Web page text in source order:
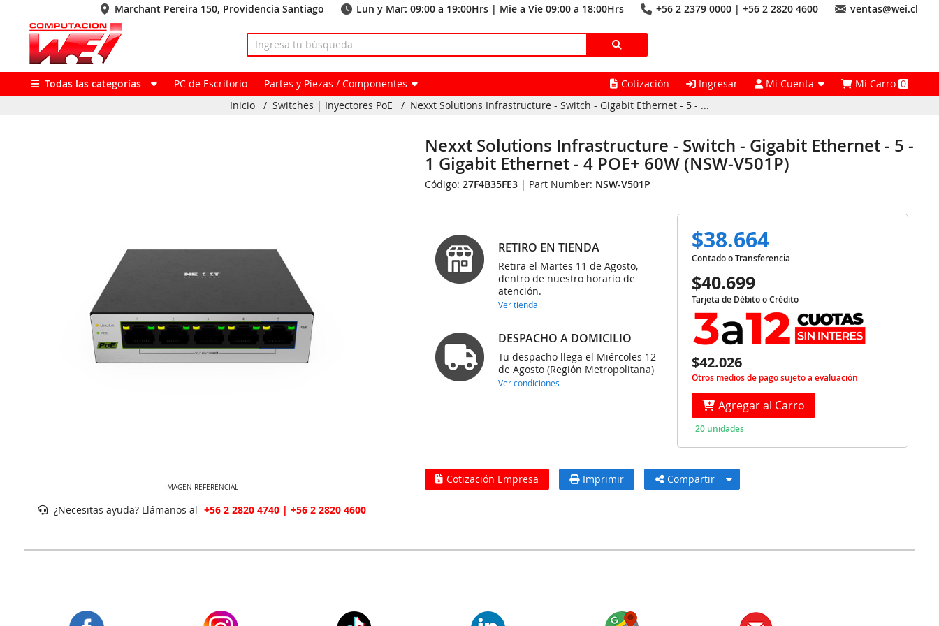
Marchant Pereira 150, Providencia Santiago Lun y Mar: 09:00 a 19:00Hrs | Mie a Vie 09:00 a 18:00Hrs +56 2 2379 0000 | +56 2 2820 4600 ventas@wei.cl
Todas las categorías PC de Escritorio Partes y Piezas / Componentes Cotización Ingresar Mi Cuenta Mi Carro0
Inicio
/ Switches | Inyectores PoE / Nexxt Solutions Infrastructure - Switch - Gigabit Ethernet - 5 - ...
IMAGEN REFERENCIAL
¿Necesitas ayuda? Llámanos al +56 2 2820 4740 | +56 2 2820 4600
Nexxt Solutions Infrastructure - Switch - Gigabit Ethernet - 5 -
1 Gigabit Ethernet - 4 POE+ 60W (NSW-V501P)
Código:27F4B35FE3 | Part Number: NSW-V501P
RETIRO EN TIENDA
Retira el Martes 11 de Agosto,
dentro de nuestro horario de
atención.
Ver tienda
DESPACHO A DOMICILIO
Tu despacho llega el Miércoles 12
de Agosto (Región Metropolitana)
Ver condiciones
$38.664
Contado o Transferencia
$40.699
Tarjeta de Débito o Crédito
$42.026
Otros medios de pago sujeto a evaluación
Agregar al Carro
20 unidades
Cotización Empresa Imprimir Compartir